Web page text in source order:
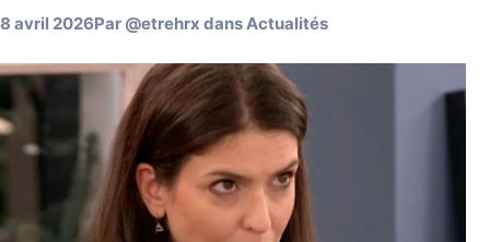
8 avril 2026Par @etrehrx dansActualités